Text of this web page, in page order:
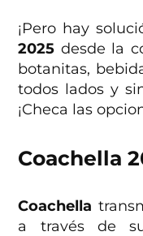
¡Pero hay
2025 desde la
botanitas,
todos lados y
¡Checa las
Coachella
Coachella
a través de